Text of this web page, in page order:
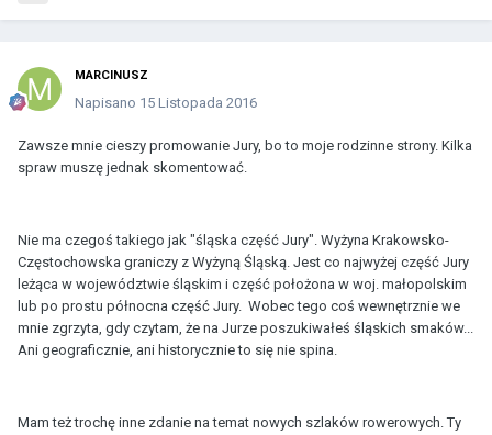
MARCINUSZ
Napisano 15 Listopada 2016
Zawsze mnie cieszy promowanie Jury, bo to moje rodzinne strony. Kilka
spraw muszę jednak skomentować.
Nie ma czegoś takiego jak "śląska część Jury". Wyżyna Krakowsko-
Częstochowska graniczy z Wyżyną Śląską. Jest co najwyżej część Jury
leżąca w województwie śląskim i część położona w woj. małopolskim
lub po prostu północna część Jury. Wobec tego coś wewnętrznie we
mnie zgrzyta, gdy czytam, że na Jurze poszukiwałeś śląskich smaków...
Ani geograficznie, ani historycznie to się nie spina.
Mam też trochę inne zdanie na temat nowych szlaków rowerowych. Ty